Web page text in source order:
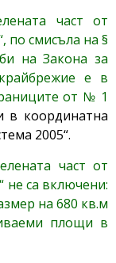
част от
по смисъла на §
на Закона за
е в
от № 1
в координатна
2005“.
част от
не са включени:
на 680 кв.м
площи в